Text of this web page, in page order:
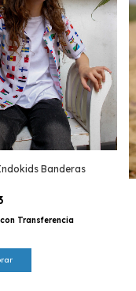
Banderas
con Transferencia